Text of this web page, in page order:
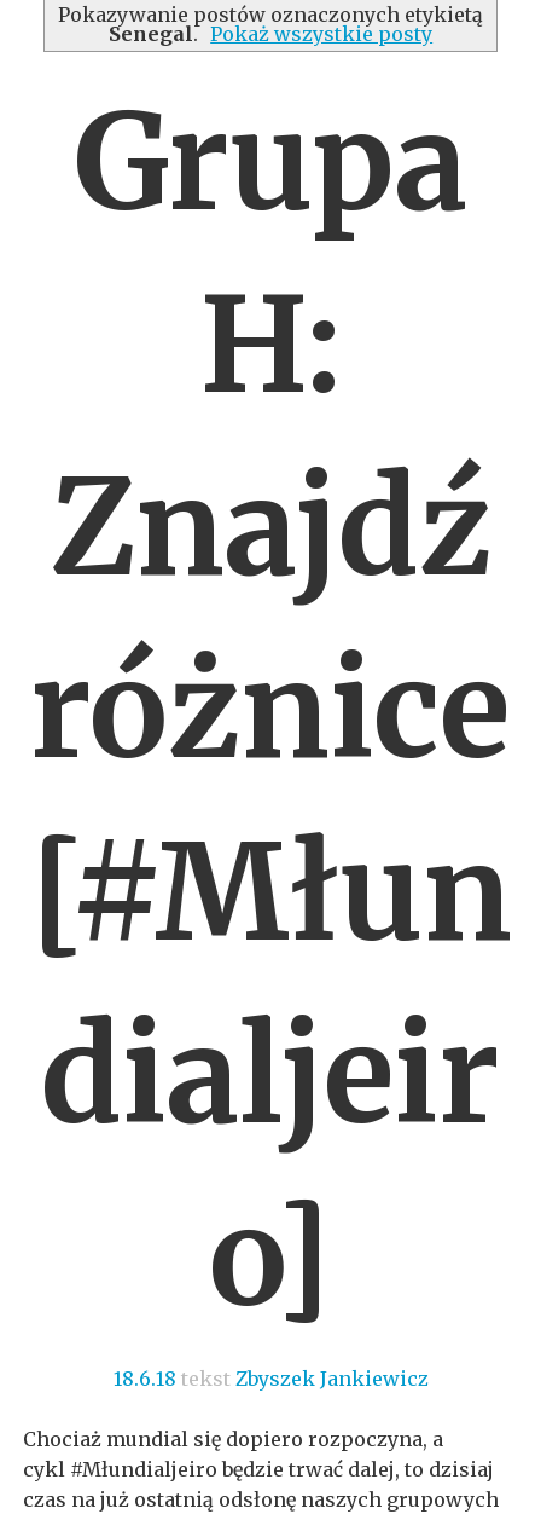
Pokazywanie postów oznaczonych etykietą
Senegal. Pokaż wszystkie posty
Grupa
H:
Znajdź
różnice
[#Młun
dialjeir
o]
18.6.18 tekst Zbyszek Jankiewicz
Chociaż mundial się dopiero rozpoczyna, a
cykl #Młundialjeiro będzie trwać dalej, to dzisiaj
czas na już ostatnią odsłonę naszych grupowych